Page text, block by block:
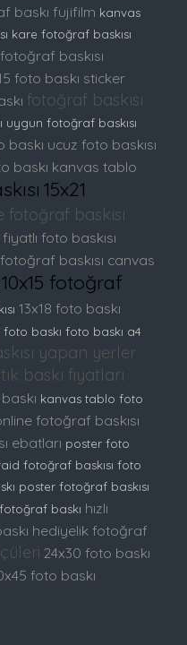
baskı fujifilm kanvas
kare fotoğraf baskısı
baskısı
foto baskı sticker
fotoğraf baskısı
uygun fotoğraf baskısı
baskı ucuz foto baskısı
baskı kanvas tablo
15x21
fotoğraf baskısı
foto baskısı
baskısı canvas
10x15 fotoğraf
13x18 foto baskı
foto baskı foto baskı a4
yapan yerler
baskı fiyatları
kanvas tablo foto
fotoğraf baskısı
ebatları poster foto
fotoğraf baskısı foto
poster fotoğraf baskısı
baskı hızlı
hediyelik fotoğraf
24x30 foto baskı
foto baskı